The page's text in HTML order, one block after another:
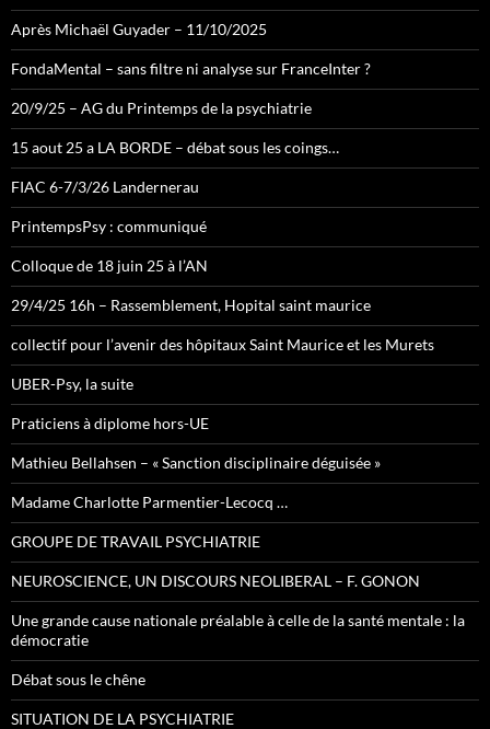
Après Michaël Guyader – 11/10/2025
FondaMental – sans filtre ni analyse sur FranceInter ?
20/9/25 – AG du Printemps de la psychiatrie
15 aout 25 a LA BORDE – débat sous les coings…
FIAC 6-7/3/26 Landernerau
PrintempsPsy : communiqué
Colloque de 18 juin 25 à l’AN
29/4/25 16h – Rassemblement, Hopital saint maurice
collectif pour l’avenir des hôpitaux Saint Maurice et les Murets
UBER-Psy, la suite
Praticiens à diplome hors-UE
Mathieu Bellahsen – « Sanction disciplinaire déguisée »
Madame Charlotte Parmentier-Lecocq …
GROUPE DE TRAVAIL PSYCHIATRIE
NEUROSCIENCE, UN DISCOURS NEOLIBERAL – F. GONON
Une grande cause nationale préalable à celle de la santé mentale : la
démocratie
Débat sous le chêne
SITUATION DE LA PSYCHIATRIE